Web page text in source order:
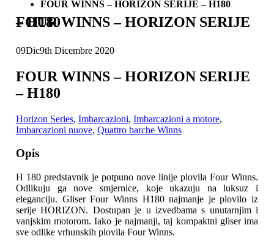
FOUR WINNS – HORIZON SERIJE – H180
FOUR WINNS – HORIZON SERIJE – H180
09Dic9th Dicembre 2020
FOUR WINNS – HORIZON SERIJE
– H180
Horizon Series, Imbarcazioni, Imbarcazioni a motore,
Imbarcazioni nuove, Quattro barche Winns
Opis
H 180 predstavnik je potpuno nove linije plovila Four Winns.
Odlikuju ga nove smjernice, koje ukazuju na luksuz i
eleganciju. Gliser Four Winns H180 najmanje je plovilo iz
serije HORIZON. Dostupan je u izvedbama s unutarnjim i
vanjskim motorom. Iako je najmanji, taj kompaktni gliser ima
sve odlike vrhunskih plovila Four Winns.